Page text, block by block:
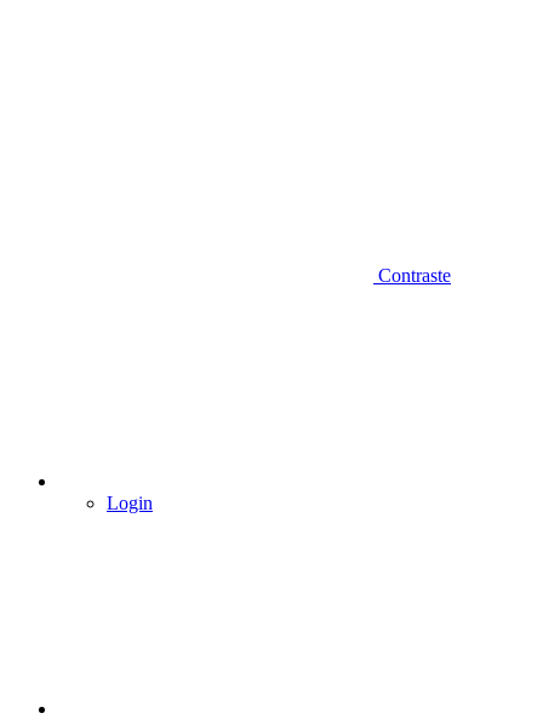
Contraste
Login